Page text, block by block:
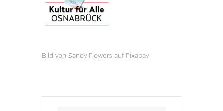
Bild von Sandy Flowers auf Pixabay